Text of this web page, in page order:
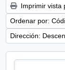
Imprimir vista
Ordenar por:
Dirección: